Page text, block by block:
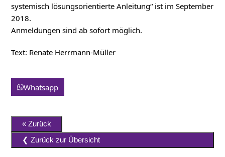
systemisch lösungsorientierte Anleitung“ ist im September
2018.
Anmeldungen sind ab sofort möglich.
Text: Renate Herrmann-Müller
Whatsapp